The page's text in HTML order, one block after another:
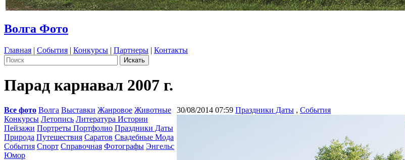
Волга Фото
Главная | События | Конкурсы | Партнеры | Контакты
Парад карнавал 2007 г.
Все фото Волга Выставки Жанровое Животные
Конкурсы Летопись Литература Истории
Пейзажи Портреты Портфолио Праздники Даты
Природа Путешествия Саратов Свадебные Мода
События Спорт Справочная Фотографы Энгельс
Юмор
30/08/2014 07:59 Праздники Даты , События